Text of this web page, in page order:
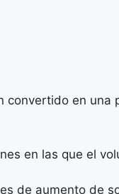
convertido en
en las que el
de aumento de